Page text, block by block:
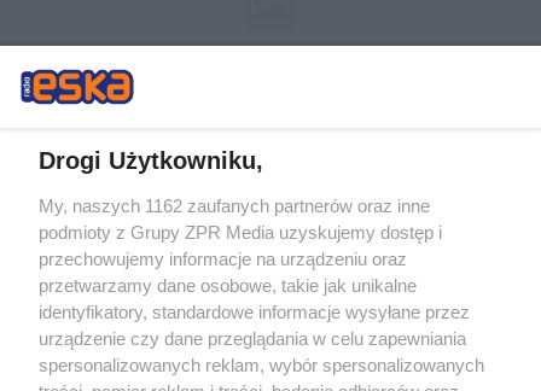
Żaden utwór zamieszczony w serwisie nie może być powielany i
rozpowszechniany lub dalej rozpowszechniany w jakikolwiek sposób (w
tym także elektroniczny lub mechaniczny) na jakimkolwiek polu
eksploatacji w jakiejkolwiek formie, włącznie z umieszczaniem w Internecie
bez pisemnej zgody właściciela praw. Jakiekolwiek użycie lub
wykorzystanie utworów w całości lub w części z naruszeniem prawa, tzn.
bez właściwej zgody, jest zabronione pod groźbą kary i może być ścigane
prawnie.
Drogi Użytkowniku,
My, naszych 1162 zaufanych partnerów oraz inne
podmioty z Grupy ZPR Media uzyskujemy dostęp i
przechowujemy informacje na urządzeniu oraz
przetwarzamy dane osobowe, takie jak unikalne
identyfikatory, standardowe informacje wysyłane przez
urządzenie czy dane przeglądania w celu zapewniania
spersonalizowanych reklam, wybór spersonalizowanych